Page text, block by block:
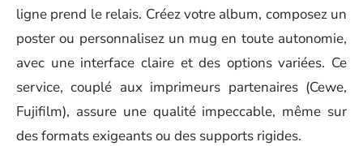
ligne prend le relais. Créez votre album, composez un
poster ou personnalisez un mug en toute autonomie,
avec une interface claire et des options variées. Ce
service, couplé aux imprimeurs partenaires (Cewe,
Fujifilm), assure une qualité impeccable, même sur
des formats exigeants ou des supports rigides.